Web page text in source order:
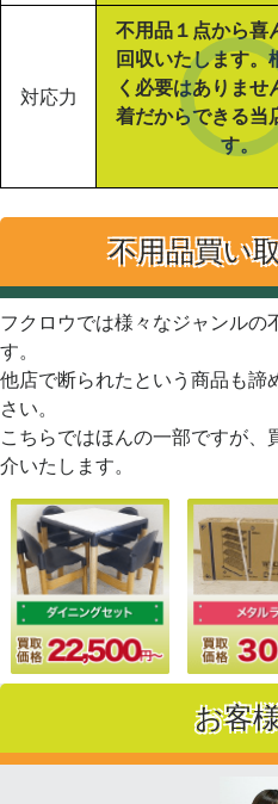
対応力
不用品１点から喜
回収いたします。
く必要はありませ
着だからできる当
す。
不用品買い
フクロウでは様々なジャンルの
す。
他店で断られたという商品も諦
さい。
こちらではほんの一部ですが
介いたします。
お客